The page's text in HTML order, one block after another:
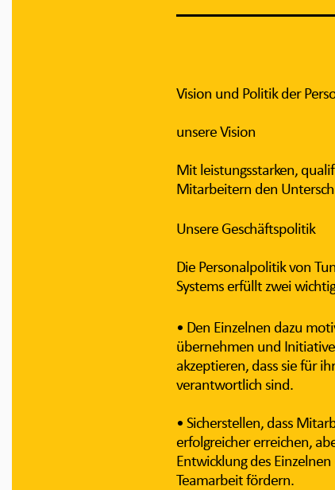
Vision und Politik der
unsere Vision
Mit leistungsstarken,
Mitarbeitern den
Unsere Geschäftspolitik
Die Personalpolitik von
Systems erfüllt zwei
• Den Einzelnen dazu
übernehmen und
akzeptieren, dass sie für
verantwortlich sind.
• Sicherstellen, dass
erfolgreicher erreichen,
Entwicklung des
Teamarbeit fördern.